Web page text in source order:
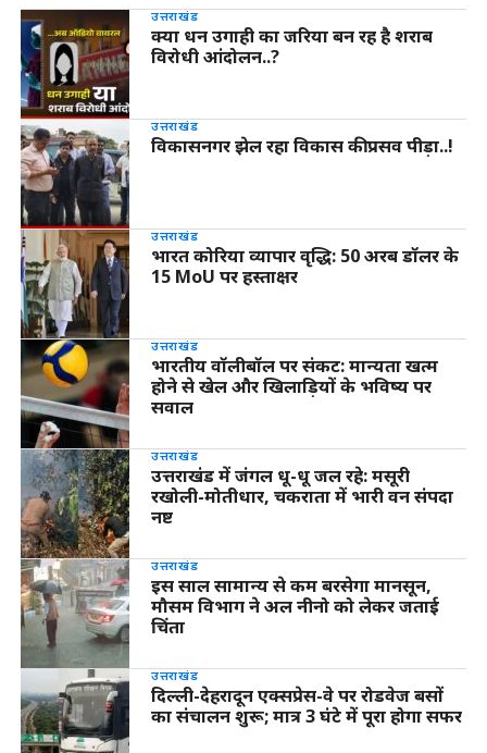
उत्तराखंड
क्या धन उगाही का जरिया बन रह है शराब
विरोधी आंदोलन..?
उत्तराखंड
विकासनगर झेल रहा विकास की प्रसव पीड़ा..!
उत्तराखंड
भारत कोरिया व्यापार वृद्धि: 50 अरब डॉलर के
15 MoU पर हस्ताक्षर
उत्तराखंड
भारतीय वॉलीबॉल पर संकट: मान्यता खत्म
होने से खेल और खिलाड़ियों के भविष्य पर
सवाल
उत्तराखंड
उत्तराखंड में जंगल धू-धू जल रहे: मसूरी
रखोली-मोतीधार, चकराता में भारी वन संपदा
नष्ट
उत्तराखंड
इस साल सामान्य से कम बरसेगा मानसून,
मौसम विभाग ने अल नीनो को लेकर जताई
चिंता
उत्तराखंड
दिल्ली-देहरादून एक्सप्रेस-वे पर रोडवेज बसों
का संचालन शुरू; मात्र 3 घंटे में पूरा होगा सफर